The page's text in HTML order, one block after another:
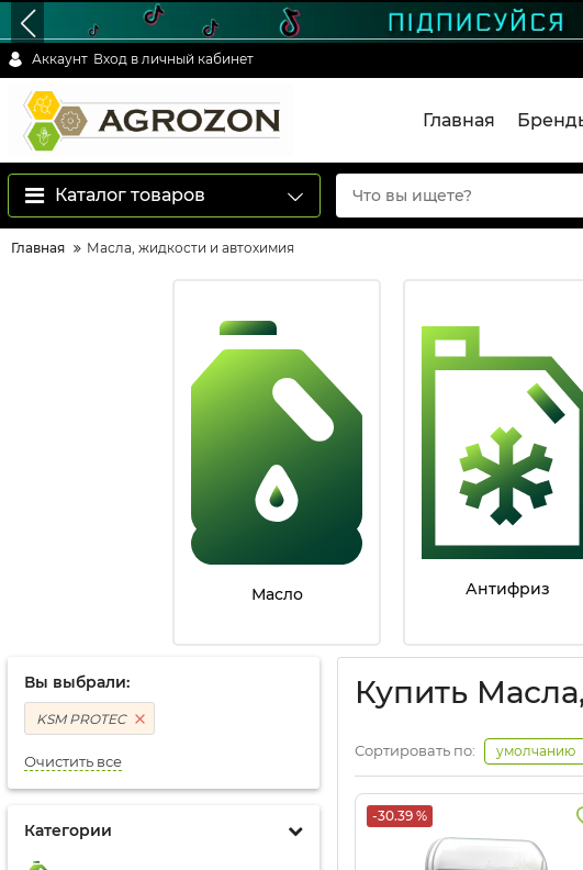
Аккаунт Вход в личный кабинет
Главная
Каталог товаров
Главная Масла, жидкости и автохимия
Масло
Антифриз
Вы выбрали:
KSM PROTEC
Очистить все
Категории
Купить
Сортировать по: умолчанию
-30.39 %